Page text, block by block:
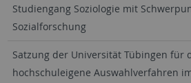
Studiengang Soziologie mit
Sozialforschung
Satzung der Universität Tübingen für
hochschuleigene Auswahlverfahren